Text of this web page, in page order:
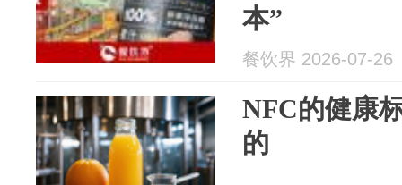
本”
餐饮界 2026-07-26
NFC的健康
的